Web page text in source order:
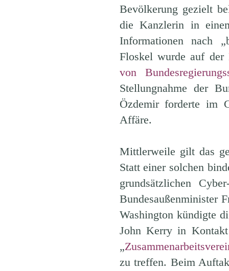
Bevölkerung gezielt
die Kanzlerin in
Informationen nach
Floskel wurde auf der
von
Stellungnahme der
Özdemir forderte im
Affäre.
Mittlerweile gilt das
Statt einer solchen
grundsätzlichen
Bundesaußenminister
Washington kündigte
John Kerry in
„
zu treffen. Beim